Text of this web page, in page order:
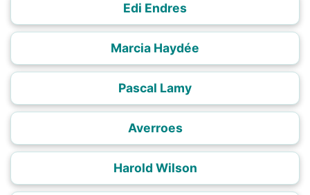
Edi Endres
Marcia Haydée
Pascal Lamy
Averroes
Harold Wilson